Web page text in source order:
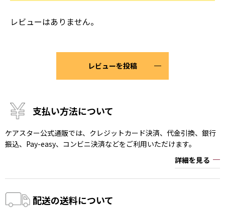
レビューはありません。
レビューを投稿
支払い方法について
ケアスター公式通販では、クレジットカード決済、代金引換、銀行
振込、Pay-easy、コンビニ決済などをご利用いただけます。
詳細を見る
配送の送料について